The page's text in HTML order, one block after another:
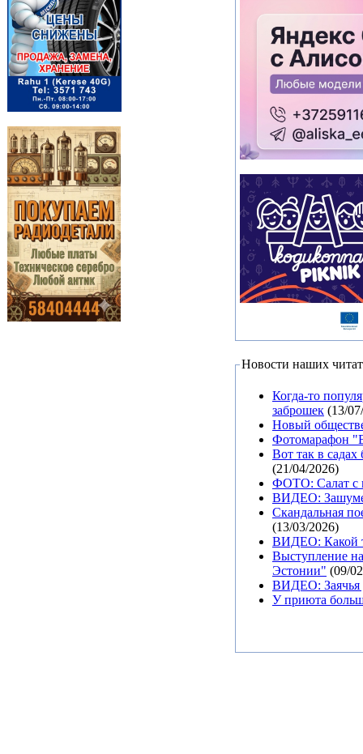
Новости наших
Когда-то
заброшек (13/
Новый
Фотомарафон
Вот так в
(21/04/2026)
ФОТО: Салат с
ВИДЕО:
Скандальная
(13/03/2026)
ВИДЕО: Какой
Выступление
Эстонии" (09/
ВИДЕО: Заячья
У приюта